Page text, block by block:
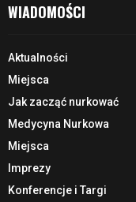
WIADOMOŚCI
Aktualności
Miejsca
Jak zacząć nurkować
Medycyna Nurkowa
Miejsca
Imprezy
Konferencje i Targi